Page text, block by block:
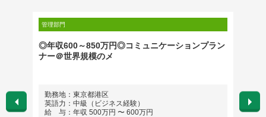
管理部門
◎年収600～850万円◎コミュニケーションプラン
ナー＠世界規模のメ
勤務地：東京都港区
英語力：中級（ビジネス経験）
給 与：年収 500万円 〜 600万円
勤務
英語
給 与